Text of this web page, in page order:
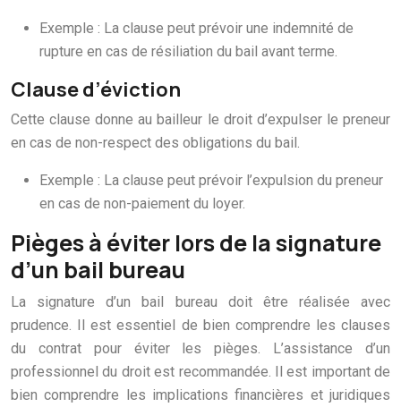
Exemple : La clause peut prévoir une indemnité de
rupture en cas de résiliation du bail avant terme.
Clause d’éviction
Cette clause donne au bailleur le droit d’expulser le preneur
en cas de non-respect des obligations du bail.
Exemple : La clause peut prévoir l’expulsion du preneur
en cas de non-paiement du loyer.
Pièges à éviter lors de la signature
d’un bail bureau
La signature d’un bail bureau doit être réalisée avec
prudence. Il est essentiel de bien comprendre les clauses
du contrat pour éviter les pièges. L’assistance d’un
professionnel du droit est recommandée. Il est important de
bien comprendre les implications financières et juridiques